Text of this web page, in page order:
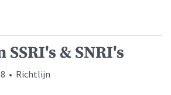
& SNRI's
• Richtlijn